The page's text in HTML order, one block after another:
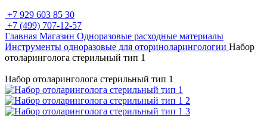
+7 929 603 85 30
+7 (499) 707-12-57
Главная Магазин Одноразовые расходные материалы
Инструменты одноразовые для оториноларингологии Набор
отоларинголога стерильный тип 1
Набор отоларинголога стерильный тип 1